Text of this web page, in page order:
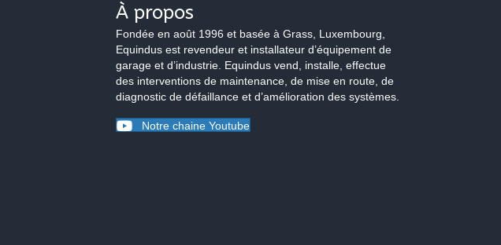
À propos
Fondée en août 1996 et basée à Grass, Luxembourg,
Equindus est revendeur et installateur d’équipement de
garage et d’industrie. Equindus vend, installe, effectue
des interventions de maintenance, de mise en route, de
diagnostic de défaillance et d’amélioration des systèmes.
Notre chaine Youtube